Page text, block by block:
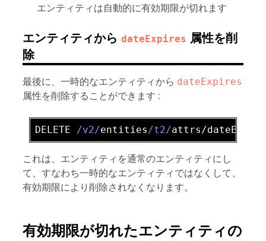
エンティティは自動的に有効期限が切れます
エンティティから dateExpires 属性を削
除
最後に、一時的なエンティティから dateExpires
属性を削除することができます :
DELETE /v2/entities/t2/
これは、エンティティを通常のエンティティにし
て、すなわち一時的なエンティティではなくして、
有効期限により削除されなくなります。
有効期限が切れたエンティティの